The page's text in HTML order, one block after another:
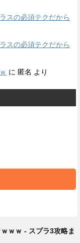
スの必須テクだから
スの必須テクだから
に 匿名 より
ｗｗ - スプラ3攻略ま